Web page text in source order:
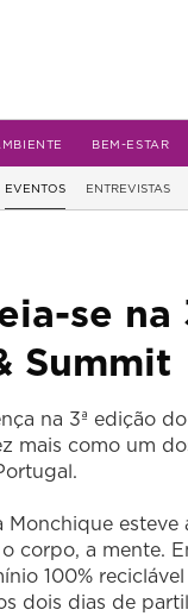
BEM-ESTAR
EVENTOS ENTREVISTAS
se na
Summit
na 3ª edição
mais como um
esteve
corpo, a mente.
100%
dois dias de